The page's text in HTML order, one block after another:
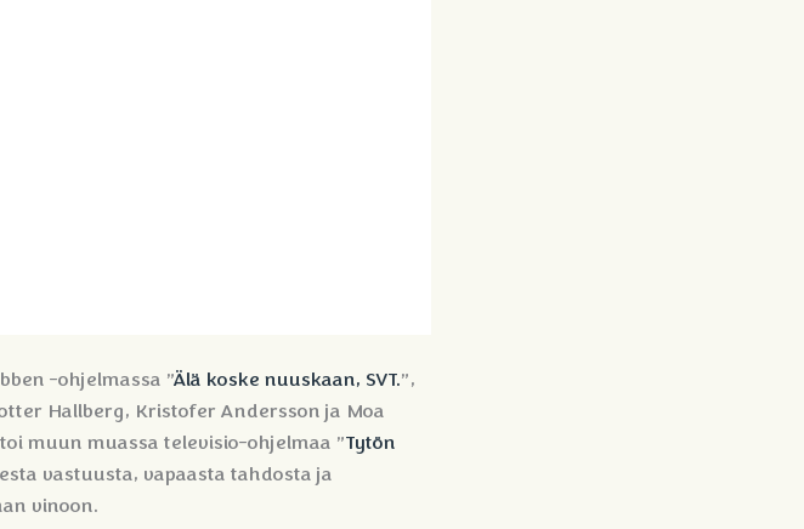
-ohjelmassa ”Älä koske nuuskaan, SVT.”,
Hallberg, Kristofer Andersson ja Moa
muun muassa televisio-ohjelmaa ”Tytön
vastuusta, vapaasta tahdosta ja
vinoon.